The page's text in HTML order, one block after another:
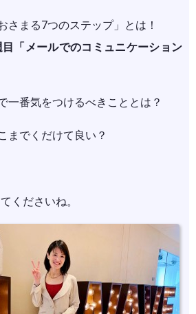
さまる7つのステップ」とは！
目「メールでのコミュニケーション
一番気をつけるべきこととは？
までくだけて良い？
くださいね。